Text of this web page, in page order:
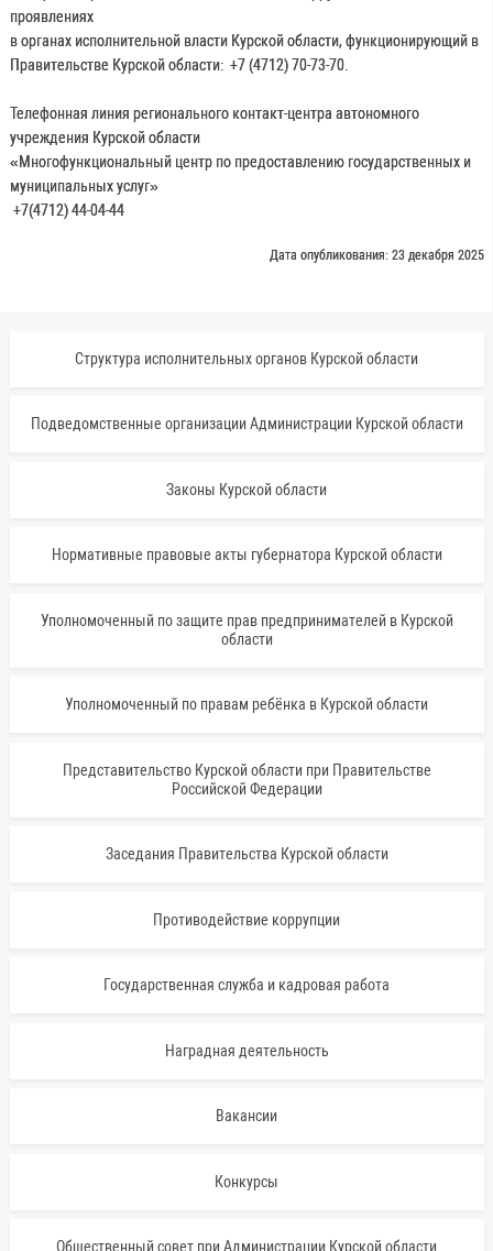
проявлениях
в органах исполнительной власти Курской области, функционирующий в
Правительстве Курской области: +7 (4712) 70-73-70.
Телефонная линия регионального контакт-центра автономного
учреждения Курской области
«Многофункциональный центр по предоставлению государственных и
муниципальных услуг»
+7(4712) 44-04-44
Дата опубликования: 23 декабря 2025
Структура исполнительных органов Курской области
Подведомственные организации Администрации Курской области
Законы Курской области
Нормативные правовые акты губернатора Курской области
Уполномоченный по защите прав предпринимателей в Курской
области
Уполномоченный по правам ребёнка в Курской области
Представительство Курской области при Правительстве
Российской Федерации
Заседания Правительства Курской области
Противодействие коррупции
Государственная служба и кадровая работа
Наградная деятельность
Вакансии
Конкурсы
Общественный совет при Администрации Курской области